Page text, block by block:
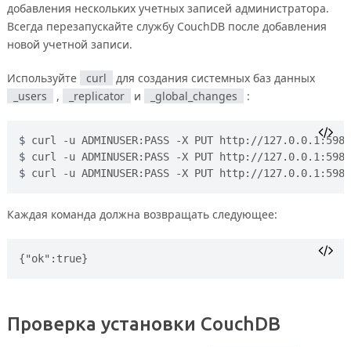
добавления нескольких учетных записей администратора.
Всегда перезапускайте службу CouchDB после добавления
новой учетной записи.
Используйте curl
для создания системных баз данных
_users
, _replicator и _global_changes :
curl -u ADMINUSER:PASS -X PUT http://
curl -u ADMINUSER:PASS -X PUT http://
curl -u ADMINUSER:PASS -X PUT http://
Каждая команда должна возвращать следующее:
Проверка установки CouchDB